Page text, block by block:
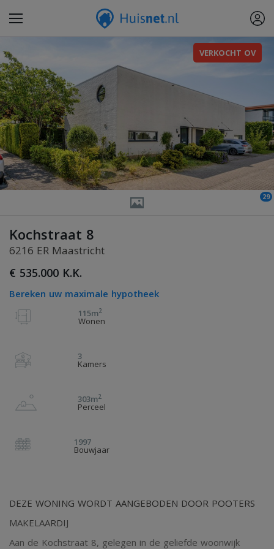
VERKOCHT OV
29
Kochstraat 8
6216 ER Maastricht
€ 535.000 K.K.
Bereken uw maximale hypotheek
115m2
Wonen
3
Kamers
303m2
Perceel
1997
Bouwjaar
DEZE WONING WORDT AANGEBODEN DOOR POOTERS
MAKELAARDIJ
Aan de Kochstraat 8, gelegen in de geliefde woonwijk